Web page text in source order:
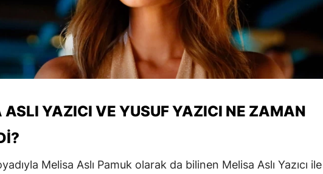
Mersin
İstanbul
Kars
Kayseri
ASLI YAZICI VE YUSUF YAZICI NE ZAMAN
Melisa Aslı Pamuk olarak da bilinen Melisa Aslı Yazıcı ile